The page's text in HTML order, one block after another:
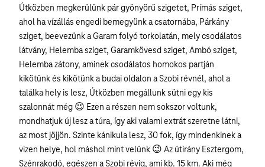
Útközben megkerülünk pár gyönyörű szigetet, Prímás sziget,
ahol ha vízállás engedi bemegyünk a csatornába, Párkány
sziget, beevezünk a Garam folyó torkolatán, mely csodálatos
látvány, Helemba sziget, Garamkövesd sziget, Ambó sziget,
Helemba zátony, aminek csodálatos homokos partján
kikötünk és kikötünk a budai oldalon a Szobi révnél, ahol a
találka hely is lesz, Útközben megállunk sütni egy kis
szalonnát még 😉 Ezen a részen nem sokszor voltunk,
mondhatjuk új lesz a túra, így aki valami extrát szeretne látni,
az most jöjjön. Szinte kánikula lesz, 30 fok, így mindenkinek a
vizen helye, hol máshol mint velünk 😉 Az útirány Esztergom,
Szénrakodó, egészen a Szobi révig, ami kb. 15 km. Aki még